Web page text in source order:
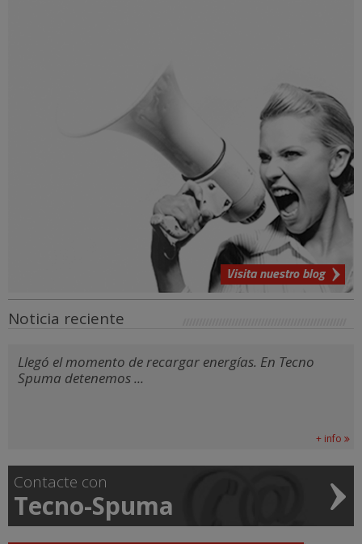
Visita nuestro blog
Noticia reciente
Llegó el momento de recargar energías. En Tecno
Spuma detenemos ...
+ info
Contacte con
Tecno-Spuma